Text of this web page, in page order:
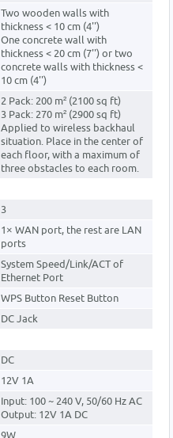
Two wooden walls with
thickness < 10 cm (4'')
One concrete wall with
thickness < 20 cm (7'') or two
concrete walls with thickness <
10 cm (4'')
2 Pack: 200 m² (2100 sq ft)
3 Pack: 270 m² (2900 sq ft)
Applied to wireless backhaul
situation. Place in the center of
each floor, with a maximum of
three obstacles to each room.
3
1× WAN port, the rest are LAN
ports
System Speed/Link/ACT of
Ethernet Port
WPS Button Reset Button
DC Jack
DC
12V 1A
Input: 100 ~ 240 V, 50/60 Hz AC
Output: 12V 1A DC
9W